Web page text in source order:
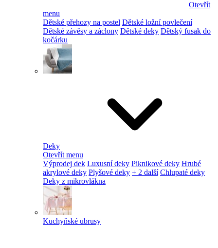
Otevřít
menu
Dětské přehozy na postel Dětské ložní povlečení
Dětské závěsy a záclony Dětské deky Dětský fusak do
kočárku
Deky
Otevřít menu
Výprodej dek Luxusní deky Piknikové deky Hrubé
akrylové deky Plyšové deky + 2 další Chlupaté deky
Deky z mikrovlákna
Kuchyňské ubrusy